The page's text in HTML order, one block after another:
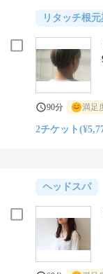
リタッチ根
90分 満足
2チケット
ヘッドスパ